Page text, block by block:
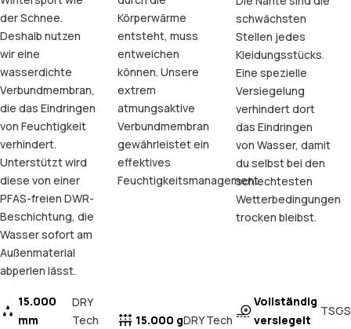
der Schnee.
Deshalb nutzen
wir eine
wasserdichte
Verbundmembran,
die das Eindringen
von Feuchtigkeit
verhindert.
Unterstützt wird
diese von einer
PFAS-freien DWR-
Beschichtung, die
Wasser sofort am
Außenmaterial
abperlen lässt.
15.000
mm
DRY
Tech
Körperwärme
entsteht, muss
entweichen
können. Unsere
extrem
atmungsaktive
Verbundmembran
gewährleistet ein
effektives
Feuchtigkeitsmanagement.
15.000 gDRY Tech
schwächsten
Stellen jedes
Kleidungsstücks.
Eine spezielle
Versiegelung
verhindert dort
das Eindringen
von Wasser, damit
du selbst bei den
schlechtesten
Wetterbedingungen
trocken bleibst.
Vollständig
versiegelt
TSGS